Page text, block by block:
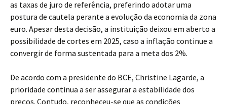
as taxas de juro de referência, preferindo adotar uma
postura de cautela perante a evolução da economia da zona
euro. Apesar desta decisão, a instituição deixou em aberto a
possibilidade de cortes em 2025, caso a inflação continue a
convergir de forma sustentada para a meta dos 2%.
De acordo com a presidente do BCE, Christine Lagarde, a
prioridade continua a ser assegurar a estabilidade dos
preços. Contudo, reconheceu-se que as condições